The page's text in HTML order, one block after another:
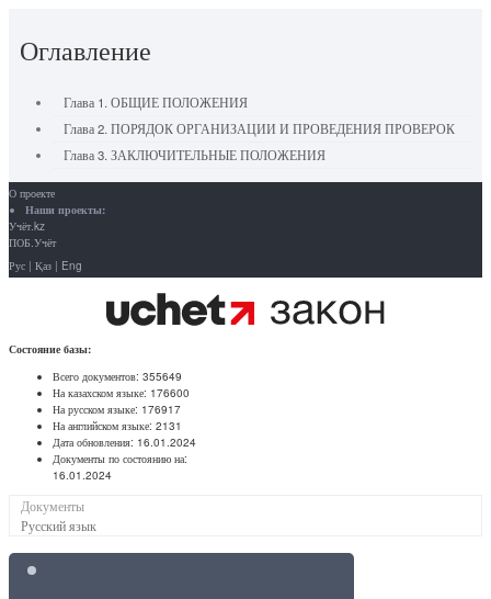
Оглавление
Глава 1. ОБЩИЕ ПОЛОЖЕНИЯ
Глава 2. ПОРЯДОК ОРГАНИЗАЦИИ И ПРОВЕДЕНИЯ ПРОВЕРОК
Глава 3. ЗАКЛЮЧИТЕЛЬНЫЕ ПОЛОЖЕНИЯ
О проекте
Наши проекты:
Учёт.kz
ПОБ.Учёт
Рус | Қаз | Eng
Состояние базы:
Всего документов: 355649
На казахском языке: 176600
На русском языке: 176917
На английском языке: 2131
Дата обновления: 16.01.2024
Документы по состоянию на:
16.01.2024
Документы
Русский язык